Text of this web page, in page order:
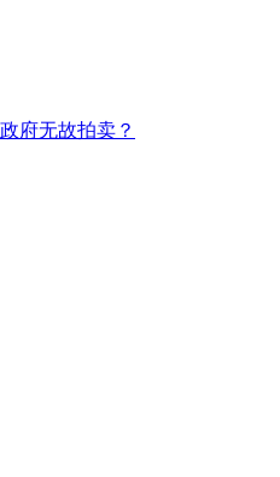
府无故拍卖？